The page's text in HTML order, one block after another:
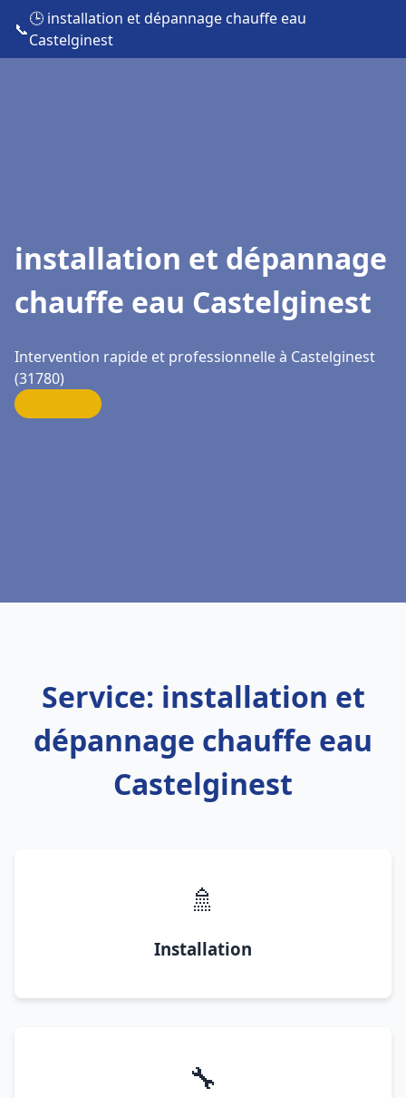
📞
🕒 installation et dépannage chauffe eau
Castelginest
installation et dépannage
chauffe eau Castelginest
Intervention rapide et professionnelle à Castelginest
(31780)
Service: installation et
dépannage chauffe eau
Castelginest
🚿
Installation
🔧